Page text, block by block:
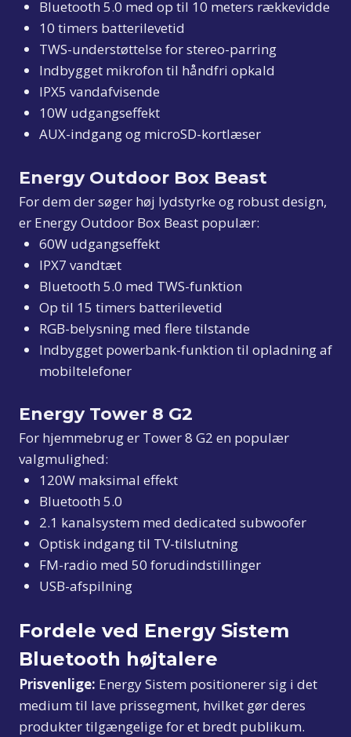
Bluetooth 5.0 med op til 10 meters rækkevidde
10 timers batterilevetid
TWS-understøttelse for stereo-parring
Indbygget mikrofon til håndfri opkald
IPX5 vandafvisende
10W udgangseffekt
AUX-indgang og microSD-kortlæser
Energy Outdoor Box Beast
For dem der søger høj lydstyrke og robust design,
er Energy Outdoor Box Beast populær:
60W udgangseffekt
IPX7 vandtæt
Bluetooth 5.0 med TWS-funktion
Op til 15 timers batterilevetid
RGB-belysning med flere tilstande
Indbygget powerbank-funktion til opladning af
mobiltelefoner
Energy Tower 8 G2
For hjemmebrug er Tower 8 G2 en populær
valgmulighed:
120W maksimal effekt
Bluetooth 5.0
2.1 kanalsystem med dedicated subwoofer
Optisk indgang til TV-tilslutning
FM-radio med 50 forudindstillinger
USB-afspilning
Fordele ved Energy Sistem
Bluetooth højtalere
Prisvenlige: Energy Sistem positionerer sig i det
medium til lave prissegment, hvilket gør deres
produkter tilgængelige for et bredt publikum.